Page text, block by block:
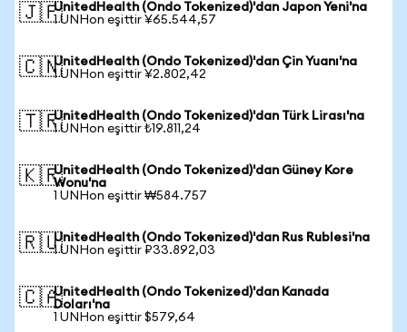
🇯🇵UnitedHealth (Ondo Tokenized)'dan Japon Yeni'na
1 UNHon eşittir ¥65.544,57
🇨🇳UnitedHealth (Ondo Tokenized)'dan Çin Yuanı'na
1 UNHon eşittir ¥2.802,42
🇹🇷UnitedHealth (Ondo Tokenized)'dan Türk Lirası'na
1 UNHon eşittir ₺19.811,24
🇰🇷UnitedHealth (Ondo Tokenized)'dan Güney Kore
Wonu'na
1 UNHon eşittir ₩584.757
🇷🇺UnitedHealth (Ondo Tokenized)'dan Rus Rublesi'na
1 UNHon eşittir ₽33.892,03
🇨🇦UnitedHealth (Ondo Tokenized)'dan Kanada
Doları'na
1 UNHon eşittir $579,64